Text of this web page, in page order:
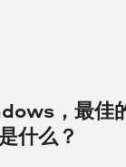
有一款可以立
软件，不妨试
专业的视频编
频过渡，也可
而耗费数小时
。
，最佳
什么？